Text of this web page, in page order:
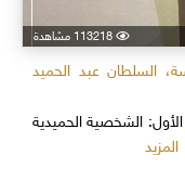
113218 مشاهدة
السلطان عبد الحميد
11 , الفصل الأول: الشخصية الحميدية